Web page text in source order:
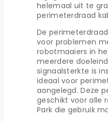
helemaal uit te
perimeterdraad
De
voor problemen
robotmaaiers in
meerdere
signaalsterkte is
ideaal voor
aangelegd. Deze
geschikt voor alle
Park die gebruik